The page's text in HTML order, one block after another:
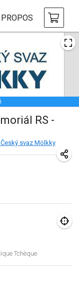
RS -
svaz Mölkky
Tchèque
tchèque